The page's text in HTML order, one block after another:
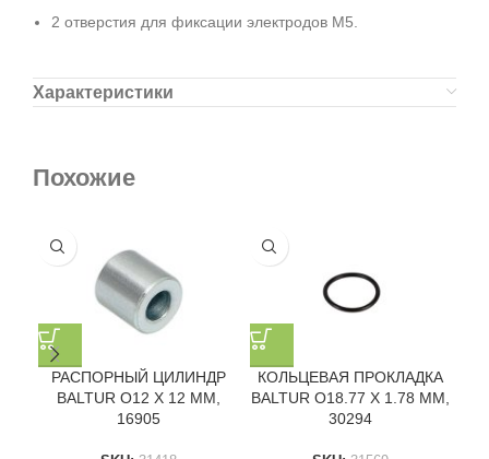
2 отверстия для фиксации электродов M5.
Характеристики
Похожие
РАСПОРНЫЙ ЦИЛИНДР
BALTUR O12 X 12 ММ,
16905
КОЛЬЦЕВАЯ ПРОКЛАДКА
BALTUR O18.77 X 1.78 ММ,
30294